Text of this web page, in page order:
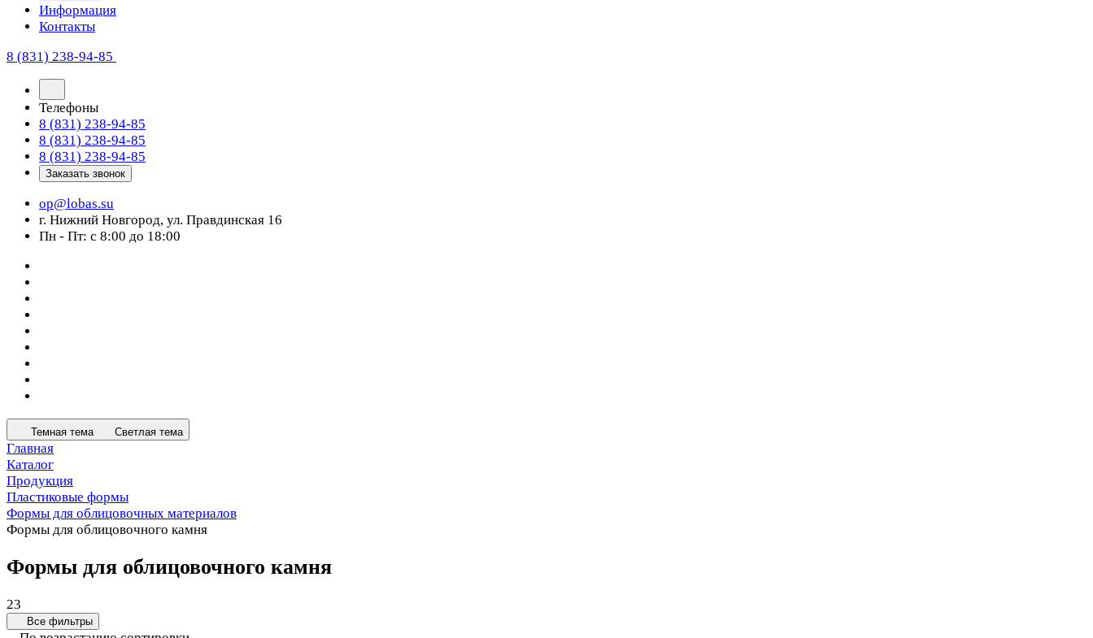
Информация
Контакты
8 (831) 238-94-85
Телефоны
8 (831) 238-94-85
8 (831) 238-94-85
8 (831) 238-94-85
Заказать звонок
op@lobas.su
г. Нижний Новгород, ул. Правдинская 16
Пн - Пт: с 8:00 до 18:00
Темная тема Светлая тема
Главная
Каталог
Продукция
Пластиковые формы
Формы для облицовочных материалов
Формы для облицовочного камня
Формы для облицовочного камня
23
Все фильтры